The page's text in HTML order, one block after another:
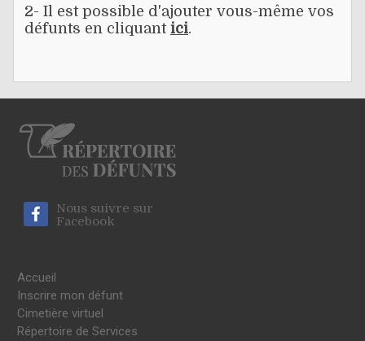
2- Il est possible d'ajouter vous-même vos
défunts en cliquant ici.
Nous suivre sur
Facebook
Accueil
Inscrire mon défunt
Cimetière virtuel
Répertoire de Services